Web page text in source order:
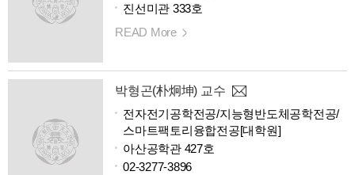
진선미관 333호
READ More
박형곤(朴炯坤) 교수
전자전기공학전공/지능형반도체공학전공/
스마트팩토리융합전공[대학원]
아산공학관 427호
02-3277-3896